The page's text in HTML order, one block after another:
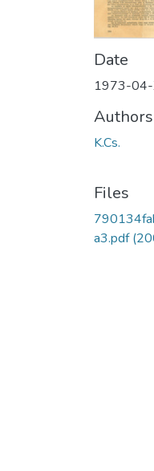
Date
1973-04-
Authors
K.Cs.
Files
a3.pdf